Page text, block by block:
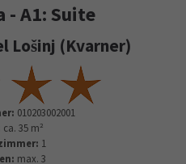
- A1: Suite
Lošinj (Kvarner)
010203002001
ca. 35 m²
1
max. 3